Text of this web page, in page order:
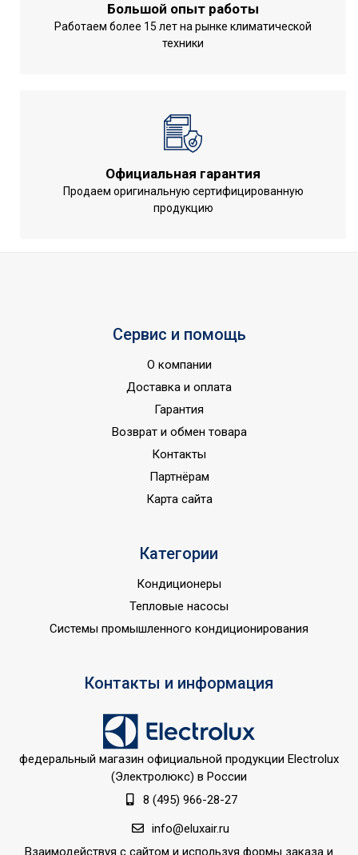
Вид установки
(крепления)
Настенная
горизонтальная
между внутр. и внешним 10 м
температура воздуха для
-7 °С
Вес внутр. блока (нетто)
17 кг
Высота внешнего блока
0.68 м
Высота внутр. блока
0.325 м
Глубина внешнего блока
Ширина внешнего блока
0.913 м
Ширина внутр. блока
1.128 м
Да
Фильтры очистки
Префильтр высокой
плотности /
Вид управления
Дистанционное
беспроводное
Таймер на включение
Да
Таймер на отключение
Точность установки
1,0 °С
Управление c
Большой опыт работы
Работаем более 15 лет на рынке климатической
техники
Официальная гарантия
Продаем оригинальную сертифицированную
продукцию
Сервис и помощь
О компании
Доставка и оплата
Гарантия
Возврат и обмен товара
Контакты
Партнёрам
Карта сайта
Категории
Кондиционеры
Тепловые насосы
Системы промышленного кондиционирования
Контакты и информация
федеральный магазин официальной продукции Electrolux
(Электролюкс) в России
8 (495) 966-28-27
info@eluxair.ru
Взаимодействуя с сайтом и используя формы заказа и